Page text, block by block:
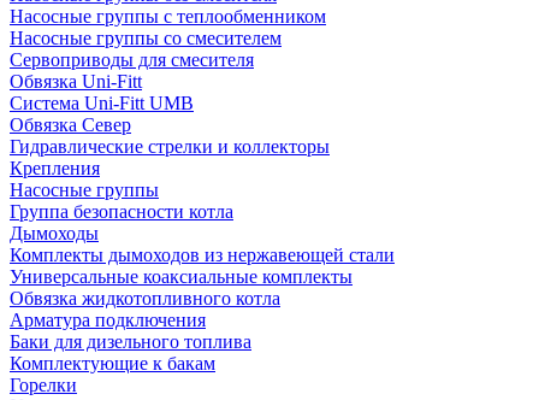
Насосные группы с теплообменником
Насосные группы со смесителем
Сервоприводы для смесителя
Обвязка Uni-Fitt
Система Uni-Fitt UMB
Обвязка Север
Гидравлические стрелки и коллекторы
Крепления
Насосные группы
Группа безопасности котла
Дымоходы
Комплекты дымоходов из нержавеющей стали
Универсальные коаксиальные комплекты
Обвязка жидкотопливного котла
Арматура подключения
Баки для дизельного топлива
Комплектующие к бакам
Горелки